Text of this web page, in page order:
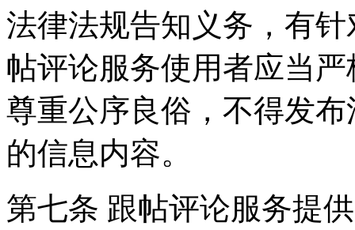
法律法规告知义务，有
帖评论服务使用者应当
尊重公序良俗，不得发
的信息内容。
第七条 跟帖评论服务提